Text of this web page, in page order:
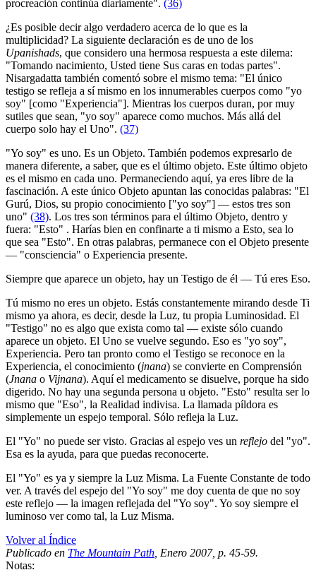
procreación continúa diariamente". (36)
¿Es posible decir algo verdadero acerca de lo que es la
multiplicidad? La siguiente declaración es de uno de los
Upanishads, que considero una hermosa respuesta a este dilema:
"Tomando nacimiento, Usted tiene Sus caras en todas partes".
Nisargadatta también comentó sobre el mismo tema: "El único
testigo se refleja a sí mismo en los innumerables cuerpos como "yo
soy" [como "Experiencia"]. Mientras los cuerpos duran, por muy
sutiles que sean, "yo soy" aparece como muchos. Más allá del
cuerpo solo hay el Uno". (37)
"Yo soy" es uno. Es un Objeto. También podemos expresarlo de
manera diferente, a saber, que es el último objeto. Este último objeto
es el mismo en cada uno. Permaneciendo aquí, ya eres libre de la
fascinación. A este único Objeto apuntan las conocidas palabras: "El
Gurú, Dios, su propio conocimiento ["yo soy"] ― estos tres son
uno" (38). Los tres son términos para el último Objeto, dentro y
fuera: "Esto" . Harías bien en confinarte a ti mismo a Esto, sea lo
que sea "Esto". En otras palabras, permanece con el Objeto presente
― "consciencia" o Experiencia presente.
Siempre que aparece un objeto, hay un Testigo de él ― Tú eres Eso.
Tú mismo no eres un objeto. Estás constantemente mirando desde Ti
mismo ya ahora, es decir, desde la Luz, tu propia Luminosidad. El
"Testigo" no es algo que exista como tal ― existe sólo cuando
aparece un objeto. El Uno se vuelve segundo. Eso es "yo soy",
Experiencia. Pero tan pronto como el Testigo se reconoce en la
Experiencia, el conocimiento (jnana) se convierte en Comprensión
(Jnana o Vijnana). Aquí el medicamento se disuelve, porque ha sido
digerido. No hay una segunda persona u objeto. "Esto" resulta ser lo
mismo que "Eso", la Realidad indivisa. La llamada píldora es
simplemente un espejo temporal. Sólo refleja la Luz.
El "Yo" no puede ser visto. Gracias al espejo ves un reflejo del "yo".
Esa es la ayuda, para que puedas reconocerte.
El "Yo" es ya y siempre la Luz Misma. La Fuente Constante de todo
ver. A través del espejo del "Yo soy" me doy cuenta de que no soy
este reflejo ― la imagen reflejada del "Yo soy". Yo soy siempre el
luminoso ver como tal, la Luz Misma.
Volver al Índice
Publicado en The Mountain Path , Enero 2007, p. 45-59.
Notas: